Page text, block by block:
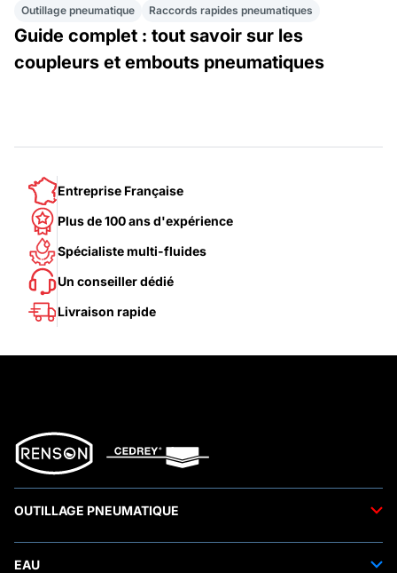
Outillage pneumatique Raccords rapides pneumatiques
Guide complet : tout savoir sur les
coupleurs et embouts pneumatiques
Entreprise Française
Plus de 100 ans d'expérience
Spécialiste multi-fluides
Un conseiller dédié
Livraison rapide
OUTILLAGE PNEUMATIQUE
Accessoires pneumatiques
EAU